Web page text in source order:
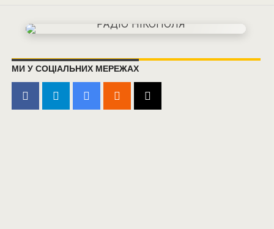
МИ У СОЦІАЛЬНИХ МЕРЕЖАХ